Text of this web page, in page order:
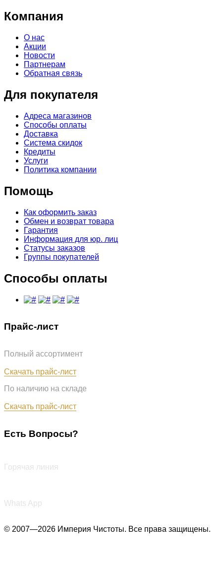
Компания
О нас
Акции
Новости
Партнерам
Обратная связь
Для покупателя
Адреса магазинов
Способы оплаты
Доставка
Система скидок
Кредиты
Услуги
Политика компании
Помощь
Как оформить заказ
Обмен и возврат товара
Гарантия
Информация для юр. лиц
Статусы заказов
Группы покупателей
Способы оплаты
Прайс-лист
Полный ассортимент
Скачать прайс-лист
По наличию на складе
Скачать прайс-лист
Есть Вопросы?
Горячая линия
Whats App
© 2007—2026 Империя Чистоты. Все права защищены.